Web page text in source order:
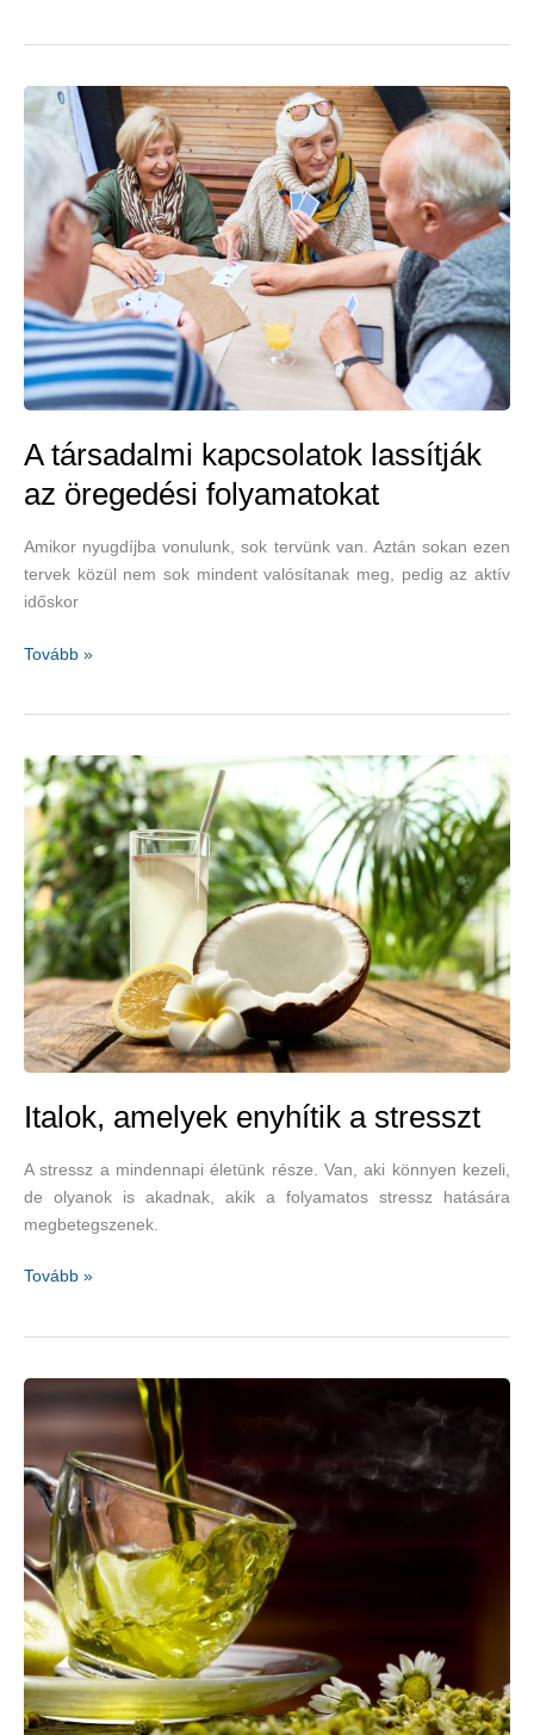
szív-
és
érrendszer
védelmében
zöld
A társadalmi kapcsolatok lassítják
az öregedési folyamatokat
Amikor nyugdíjba vonulunk, sok tervünk van. Aztán sokan ezen
tervek közül nem sok mindent valósítanak meg, pedig az aktív
időskor
A
az
öregedési
folyamatokat
Tovább »
Italok, amelyek enyhítik a stresszt
A stressz a mindennapi életünk része. Van, aki könnyen kezeli,
de olyanok is akadnak, akik a folyamatos stressz hatására
megbetegszenek.
Italok,
stresszt
Tovább »